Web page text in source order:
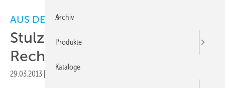
AUS DER PRAXIS
Stulz CyberBlue kühlt
Rechenzentren mit Wasser
29.03.2013 Druckvorschau
Archiv
Produkte
Kataloge